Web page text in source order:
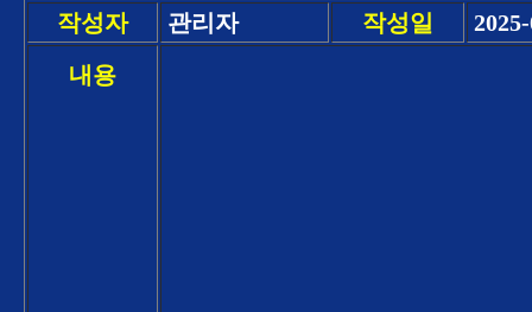
작성자 관리자 작성일
내용